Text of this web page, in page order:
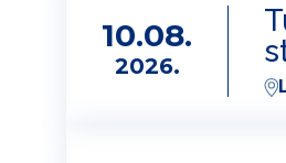
10.08.
2026.